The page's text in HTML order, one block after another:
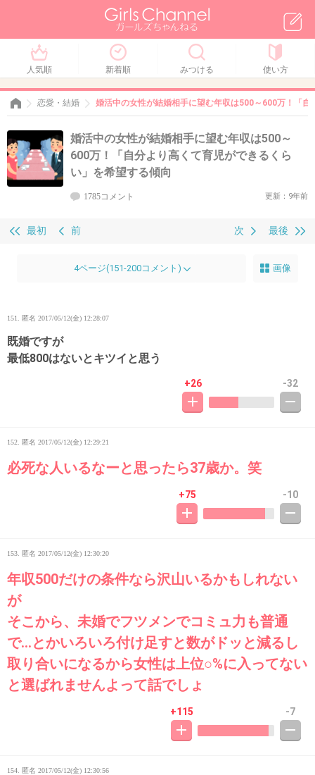
人気順 新着順 みつける 使い方
恋愛・結婚 婚活中の女性が結婚相手に望む年収は500～600万！「
婚活中の女性が結婚相手に望む年収は500～
600万！「自分より高くて育児ができるくら
い」を希望する傾向
1785コメント 更新：9年前
最初 前 最後
次
4ページ(151-200コメント) 画像
151. 匿名 2017/05/12(金) 12:28:07
既婚ですが
最低800はないとキツイと思う
+26 -32
152. 匿名 2017/05/12(金) 12:29:21
必死な人いるなーと思ったら37歳か。笑
+75 -10
153. 匿名 2017/05/12(金) 12:30:20
年収500だけの条件なら沢山いるかもしれない
が
そこから、未婚でフツメンでコミュ力も普通
で…とかいろいろ付け足すと数がドッと減るし
取り合いになるから女性は上位○%に入ってない
と選ばれませんよって話でしょ
+115 -7
154. 匿名 2017/05/12(金) 12:30:56